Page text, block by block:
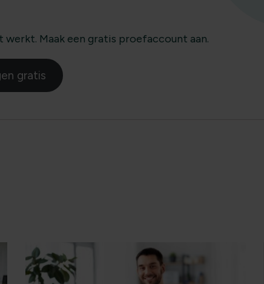
werkt. Maak een gratis proefaccount aan.
gratis